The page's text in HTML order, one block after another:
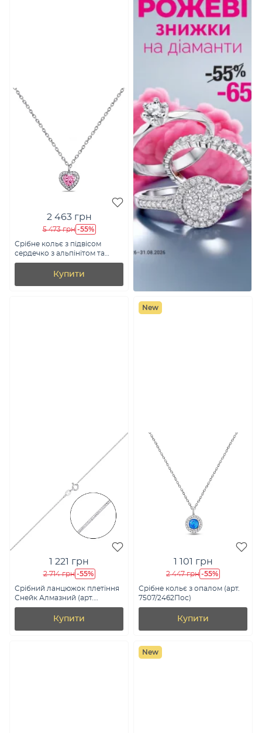
2 463 грн
5 473 грн -55%
Срібне кольє з підвісом
сердечко з альпінітом та
фіанітами (арт. 7507/1866ар)
Купити
1 221 грн
2 714 грн -55%
Срібний ланцюжок плетіння
Снейк Алмазний (арт.
7508/871Р2/35)
Купити
New
1 101 грн
2 447 грн -55%
Срібне кольє з опалом (арт.
7507/2462Пос)
Купити
New